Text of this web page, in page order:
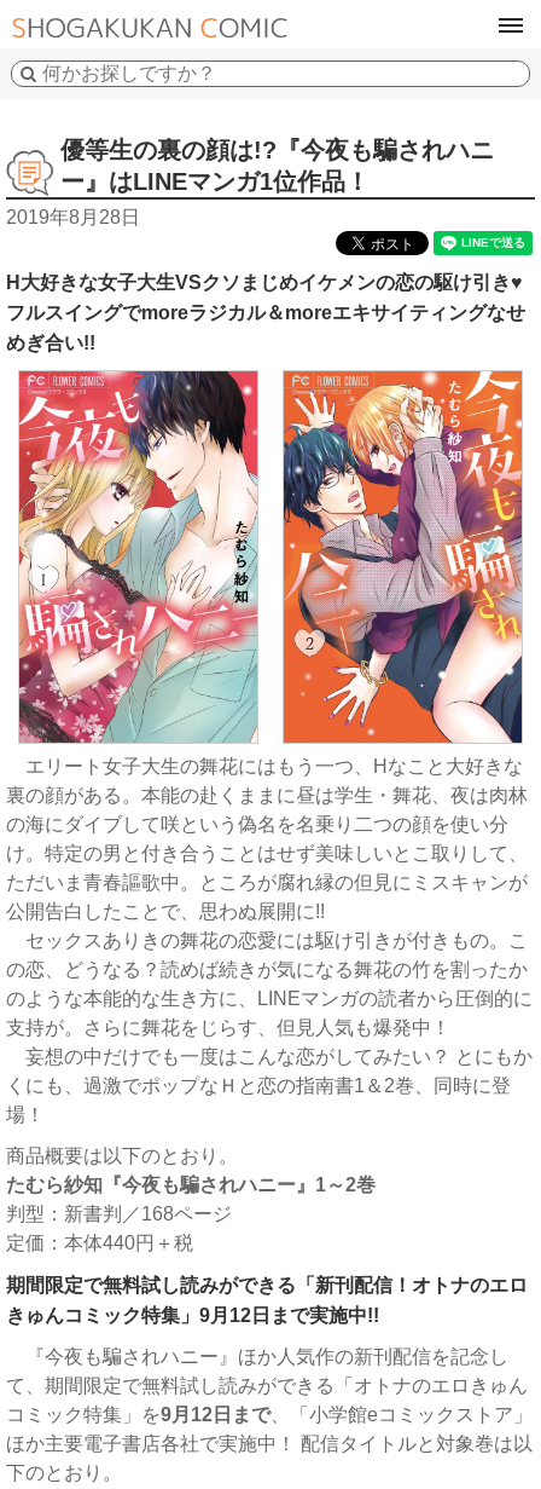
優等生の裏の顔は!?『今夜も騙されハニ
ー』はLINEマンガ1位作品！
2019年8月28日
H大好きな女子大生VSクソまじめイケメンの恋の駆け引き♥
フルスイングでmoreラジカル＆moreエキサイティングなせ
めぎ合い!!
エリート女子大生の舞花にはもう一つ、Hなこと大好きな
裏の顔がある。本能の赴くままに昼は学生・舞花、夜は肉林
の海にダイブして咲という偽名を名乗り二つの顔を使い分
け。特定の男と付き合うことはせず美味しいとこ取りして、
ただいま青春謳歌中。ところが腐れ縁の但見にミスキャンが
公開告白したことで、思わぬ展開に!!
セックスありきの舞花の恋愛には駆け引きが付きもの。こ
の恋、どうなる？読めば続きが気になる舞花の竹を割ったか
のような本能的な生き方に、LINEマンガの読者から圧倒的に
支持が。さらに舞花をじらす、但見人気も爆発中！
妄想の中だけでも一度はこんな恋がしてみたい？ とにもか
くにも、過激でポップなＨと恋の指南書1＆2巻、同時に登
場！
商品概要は以下のとおり。
たむら紗知『今夜も騙されハニー』1～2巻
判型：新書判／168ページ
定価：本体440円＋税
期間限定で無料試し読みができる「新刊配信！オトナのエロ
きゅんコミック特集」9月12日まで実施中!!
『今夜も騙されハニー』ほか人気作の新刊配信を記念し
て、期間限定で無料試し読みができる「オトナのエロきゅん
コミック特集」を9月12日まで、「小学館eコミックストア」
ほか主要電子書店各社で実施中！ 配信タイトルと対象巻は以
下のとおり。